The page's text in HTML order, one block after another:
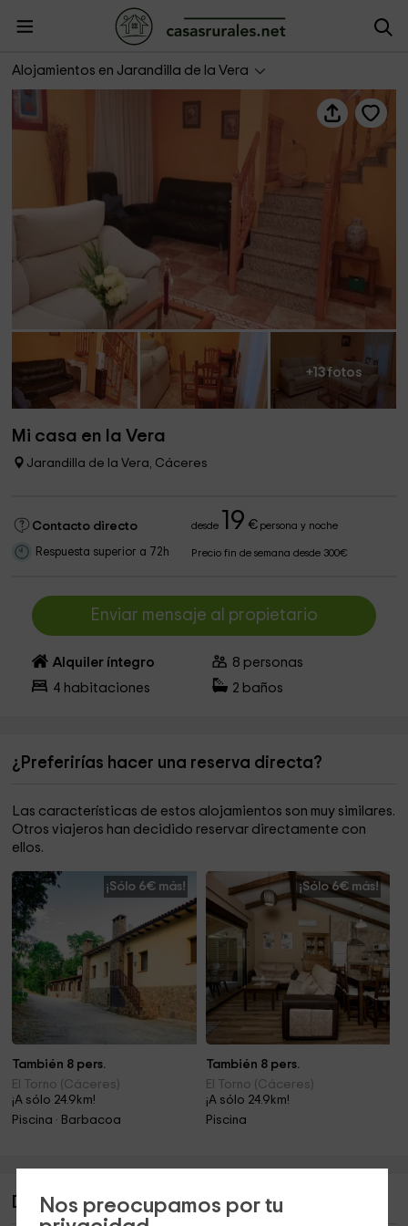
Nos preocupamos por tu
Alojamientos en Jarandilla de la Vera
+13 fotos
Mi casa en la Vera
Jarandilla de la Vera, Cáceres
Contacto directo desde 19 €persona y noche
Respuesta superior a 72h Precio fin de semana desde 300€
Enviar mensaje al propietario
Alquiler íntegro 8 personas
4 habitaciones 2 baños
¿Preferirías hacer una reserva directa?
Las características de estos alojamientos son muy similares.
Otros viajeros han decidido reservar directamente con
ellos.
¡Sólo 6€ más!
También 8 pers.
El Torno (Cáceres)
¡A sólo 24.9km!
Piscina · Barbacoa
¡Sólo 6€ más!
También 8 pers.
El Torno (Cáceres)
¡A sólo 24.9km!
Piscina
Descripción de Mi casa en la Vera